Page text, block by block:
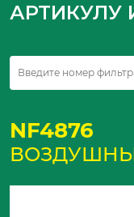
АРТИКУЛУ
NF4876